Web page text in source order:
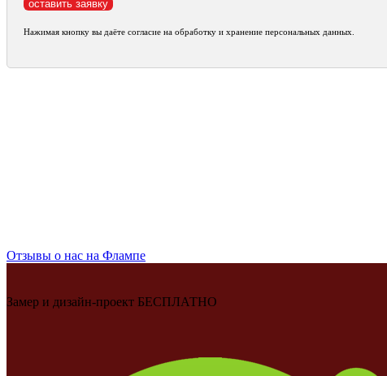
Нажимая кнопку вы даёте согласие на обработку и хранение персональных данных.
Отзывы о нас на Флампе
Замер и дизайн-проект БЕСПЛАТНО